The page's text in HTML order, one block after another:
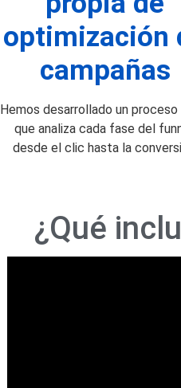
optimización
campañas
Hemos desarrollado un proceso
que analiza cada fase del
desde el clic hasta la
¿Qué